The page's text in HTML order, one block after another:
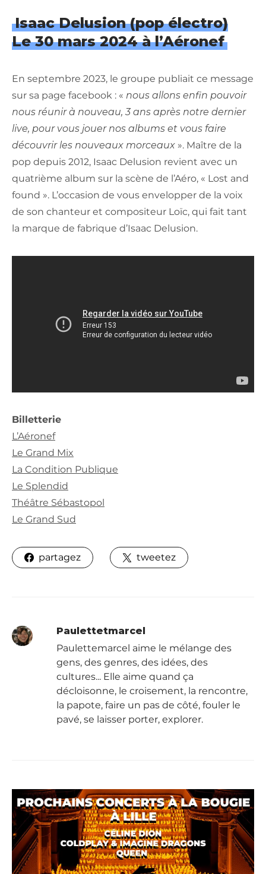
Isaac Delusion(pop électro)
Le 30 mars 2024 à l’Aéronef
En septembre 2023, le groupe publiait ce message
sur sa page facebook : « nous allons enfin pouvoir
nous réunir à nouveau, 3 ans après notre dernier
live, pour vous jouer nos albums et vous faire
découvrir les nouveaux morceaux ». Maître de la
pop depuis 2012, Isaac Delusion revient avec un
quatrième album sur la scène de l’Aéro, « Lost and
found ». L’occasion de vous envelopper de la voix
de son chanteur et compositeur Loïc, qui fait tant
la marque de fabrique d’Isaac Delusion.
Billetterie
L’Aéronef
Le Grand Mix
La Condition Publique
Le Splendid
Théâtre Sébastopol
Le Grand Sud
partagez tweetez
Paulettetmarcel
Paulettemarcel aime le mélange des
gens, des genres, des idées, des
cultures... Elle aime quand ça
décloisonne, le croisement, la rencontre,
la papote, faire un pas de côté, fouler le
pavé, se laisser porter, explorer.